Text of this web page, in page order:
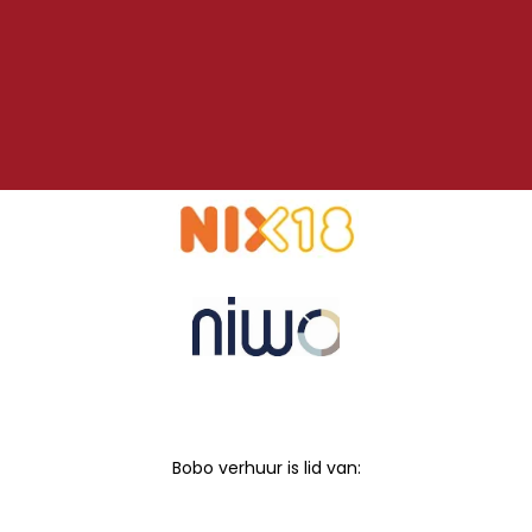
Bobo verhuur is lid van: